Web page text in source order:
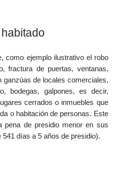
como ejemplo ilustrativo el robo
fractura de puertas, ventanas,
ganzúas de locales comerciales,
bodegas, galpones, es decir,
cerrados o inmuebles que
o habitación de personas. Este
pena de presidio menor en sus
días a 5 años de presidio).